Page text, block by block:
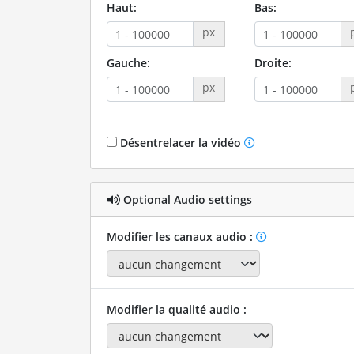
Haut:
px
Bas:
Gauche:
px
Droite:
Désentrelacer la vidéo
Optional Audio settings
Modifier les canaux audio :
Modifier la qualité audio :